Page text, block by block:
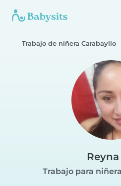
Trabajo de niñera Carabayllo
Reyna
Trabajo para